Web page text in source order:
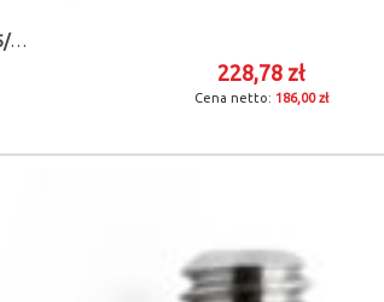
Trzpień Prosty Hexagon (M4/L18,5/D3)
228,78 zł
186,00 zł